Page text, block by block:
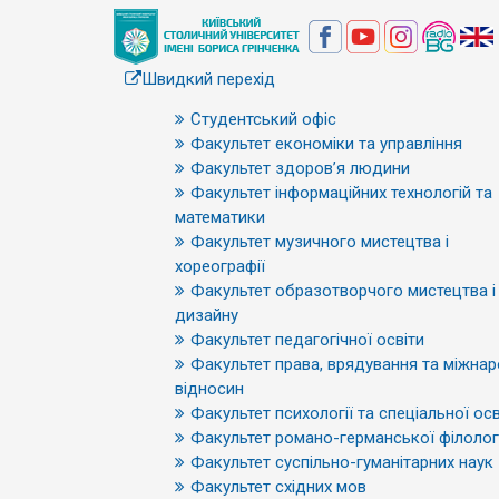
Швидкий перехід
Студентський офіс
Факультет економіки та управління
Факультет здоров’я людини
Факультет інформаційних технологій та
математики
Факультет музичного мистецтва і
хореографії
Факультет образотворчого мистецтва і
дизайну
Факультет педагогічної освіти
Факультет права, врядування та
відносин
Факультет психології та спеціальної
Факультет романо-германської
Факультет суспільно-гуманітарних наук
Факультет східних мов